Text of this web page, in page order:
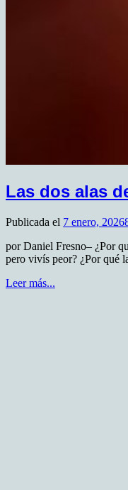
Las dos alas
Publicada el 7 enero, 2026
por Daniel Fresno– ¿Por
pero vivís peor? ¿Por qué
Leer más...